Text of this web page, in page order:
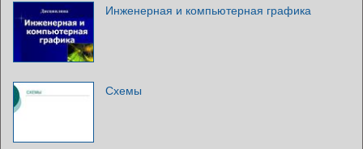
Инженерная и компьютерная графика
Схемы